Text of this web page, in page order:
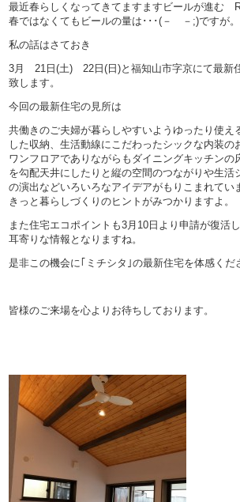
最近春らしくなってきてますますビールが進む
春ではなくてもビールの量は･･･(－ －;)ですが。
私の話はさておき
3月 21日(土) 22日(日)と福知山市字京にて最新
致します。
今回の最新住宅の見所は
共働きのご夫婦が暮らしやすいようゆったり使え
した収納、生活動線にこだわったシックな内装の
ワンフロアでありながらもダイニングキッチンの
を勾配天井にしたりと縦の空間のつながりや生活
の演出などいろいろなアイデアがもりこまれてい
きっと暮らしづくりのヒントがみつかりますよ。
また住宅エコポイントも3月10日より申請が復活
耳寄りな情報となりますね。
是非この機会に｢ミチシタ｣の最新住宅を体感くだ
皆様のご来場を心よりお待ちしております。